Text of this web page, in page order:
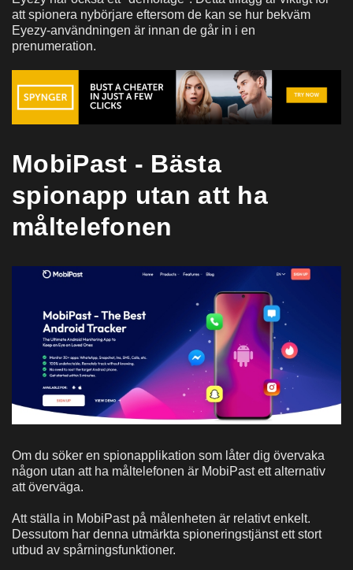
att spionera nybörjare eftersom de kan se hur bekväm
Eyezy-användningen är innan de går in i en
prenumeration.
MobiPast - Bästa
spionapp utan att ha
måltelefonen
Om du söker en spionapplikation som låter dig övervaka
någon utan att ha måltelefonen är MobiPast ett alternativ
att överväga.
Att ställa in MobiPast på målenheten är relativt enkelt.
Dessutom har denna utmärkta spioneringstjänst ett stort
utbud av spårningsfunktioner.